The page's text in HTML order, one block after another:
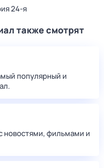
24-я
также смотрят
популярный и
новостями, фильмами и